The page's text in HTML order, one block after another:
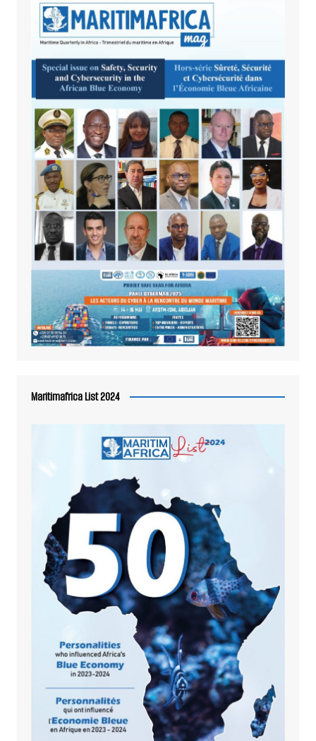
Maritimafrica List 2024